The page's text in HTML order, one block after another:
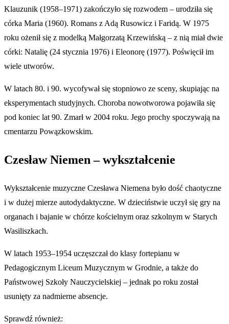
Klauzunik (1958–1971) zakończyło się rozwodem – urodziła się
córka Maria (1960). Romans z Adą Rusowicz i Faridą. W 1975
roku ożenił się z modelką Małgorzatą Krzewińską – z nią miał dwie
córki: Natalię (24 stycznia 1976) i Eleonorę (1977). Poświęcił im
wiele utworów.
W latach 80. i 90. wycofywał się stopniowo ze sceny, skupiając na
eksperymentach studyjnych. Choroba nowotworowa pojawiła się
pod koniec lat 90. Zmarł w 2004 roku. Jego prochy spoczywają na
cmentarzu Powązkowskim.
Czesław Niemen – wykształcenie
Wykształcenie muzyczne Czesława Niemena było dość chaotyczne
i w dużej mierze autodydaktyczne. W dzieciństwie uczył się gry na
organach i bajanie w chórze kościelnym oraz szkolnym w Starych
Wasiliszkach.
W latach 1953–1954 uczęszczał do klasy fortepianu w
Pedagogicznym Liceum Muzycznym w Grodnie, a także do
Państwowej Szkoły Nauczycielskiej – jednak po roku został
usunięty za nadmierne absencje.
Sprawdź również: